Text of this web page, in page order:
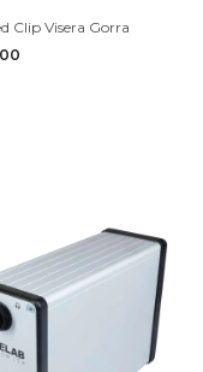
Clip Visera Gorra